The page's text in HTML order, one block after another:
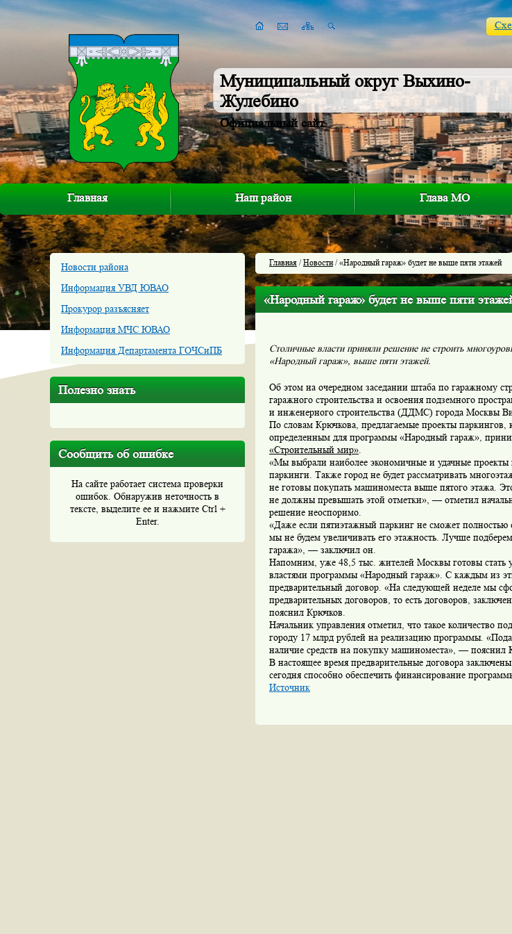
Муниципальный округ Выхино-
Жулебино
Официальный сайт
Главная Наш район Глава МО
Новости района
Информация УВД ЮВАО
Прокурор разъясняет
Информация МЧС ЮВАО
Информация Департамента ГОЧСиПБ
Полезно знать
Сообщить об ошибке
На сайте работает система проверки
ошибок. Обнаружив неточность в
тексте, выделите ее и нажмите Ctrl +
Enter.
Главная /Новости/ «Народный гараж» будет не выше пяти этажей
«Народный гараж» будет не выше пяти
Столичные власти приняли решение не строить
«Народный гараж», выше пяти этажей.
Об этом на очередном заседании штаба по гаражному
гаражного строительства и освоения подземного
и инженерного строительства (ДДМС) города Москвы
По словам Крючкова, предлагаемые проекты паркингов,
определенным для программы «Народный гараж»,
«Строительный мир»
«Мы выбрали наиболее экономичные и удачные
паркинги. Также город не будет рассматривать
не готовы покупать машиноместа выше пятого этажа.
не должны превышать этой отметки», — отметил
решение неоспоримо.
«Даже если пятиэтажный паркинг не сможет
мы не будем увеличивать его этажность. Лучше
гаража», — заключил он.
Напомним, уже 48,5 тыс. жителей Москвы готовы стать
властями программы «Народный гараж». С каждым из
предварительный договор. «На следующей неделе мы
предварительных договоров, то есть договоров,
пояснил Крючков.
Начальник управления отметил, что такое количество
городу 17 млрд рублей на реализацию программы.
наличие средств на покупку машиноместа», — пояснил
В настоящее время предварительные договора
сегодня способно обеспечить финансирование
Источник